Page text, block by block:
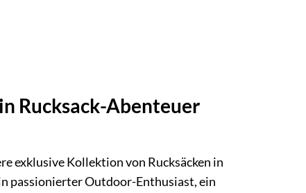
Rucksack-Abenteuer
exklusive Kollektion von Rucksäcken in
passionierter Outdoor-Enthusiast, ein